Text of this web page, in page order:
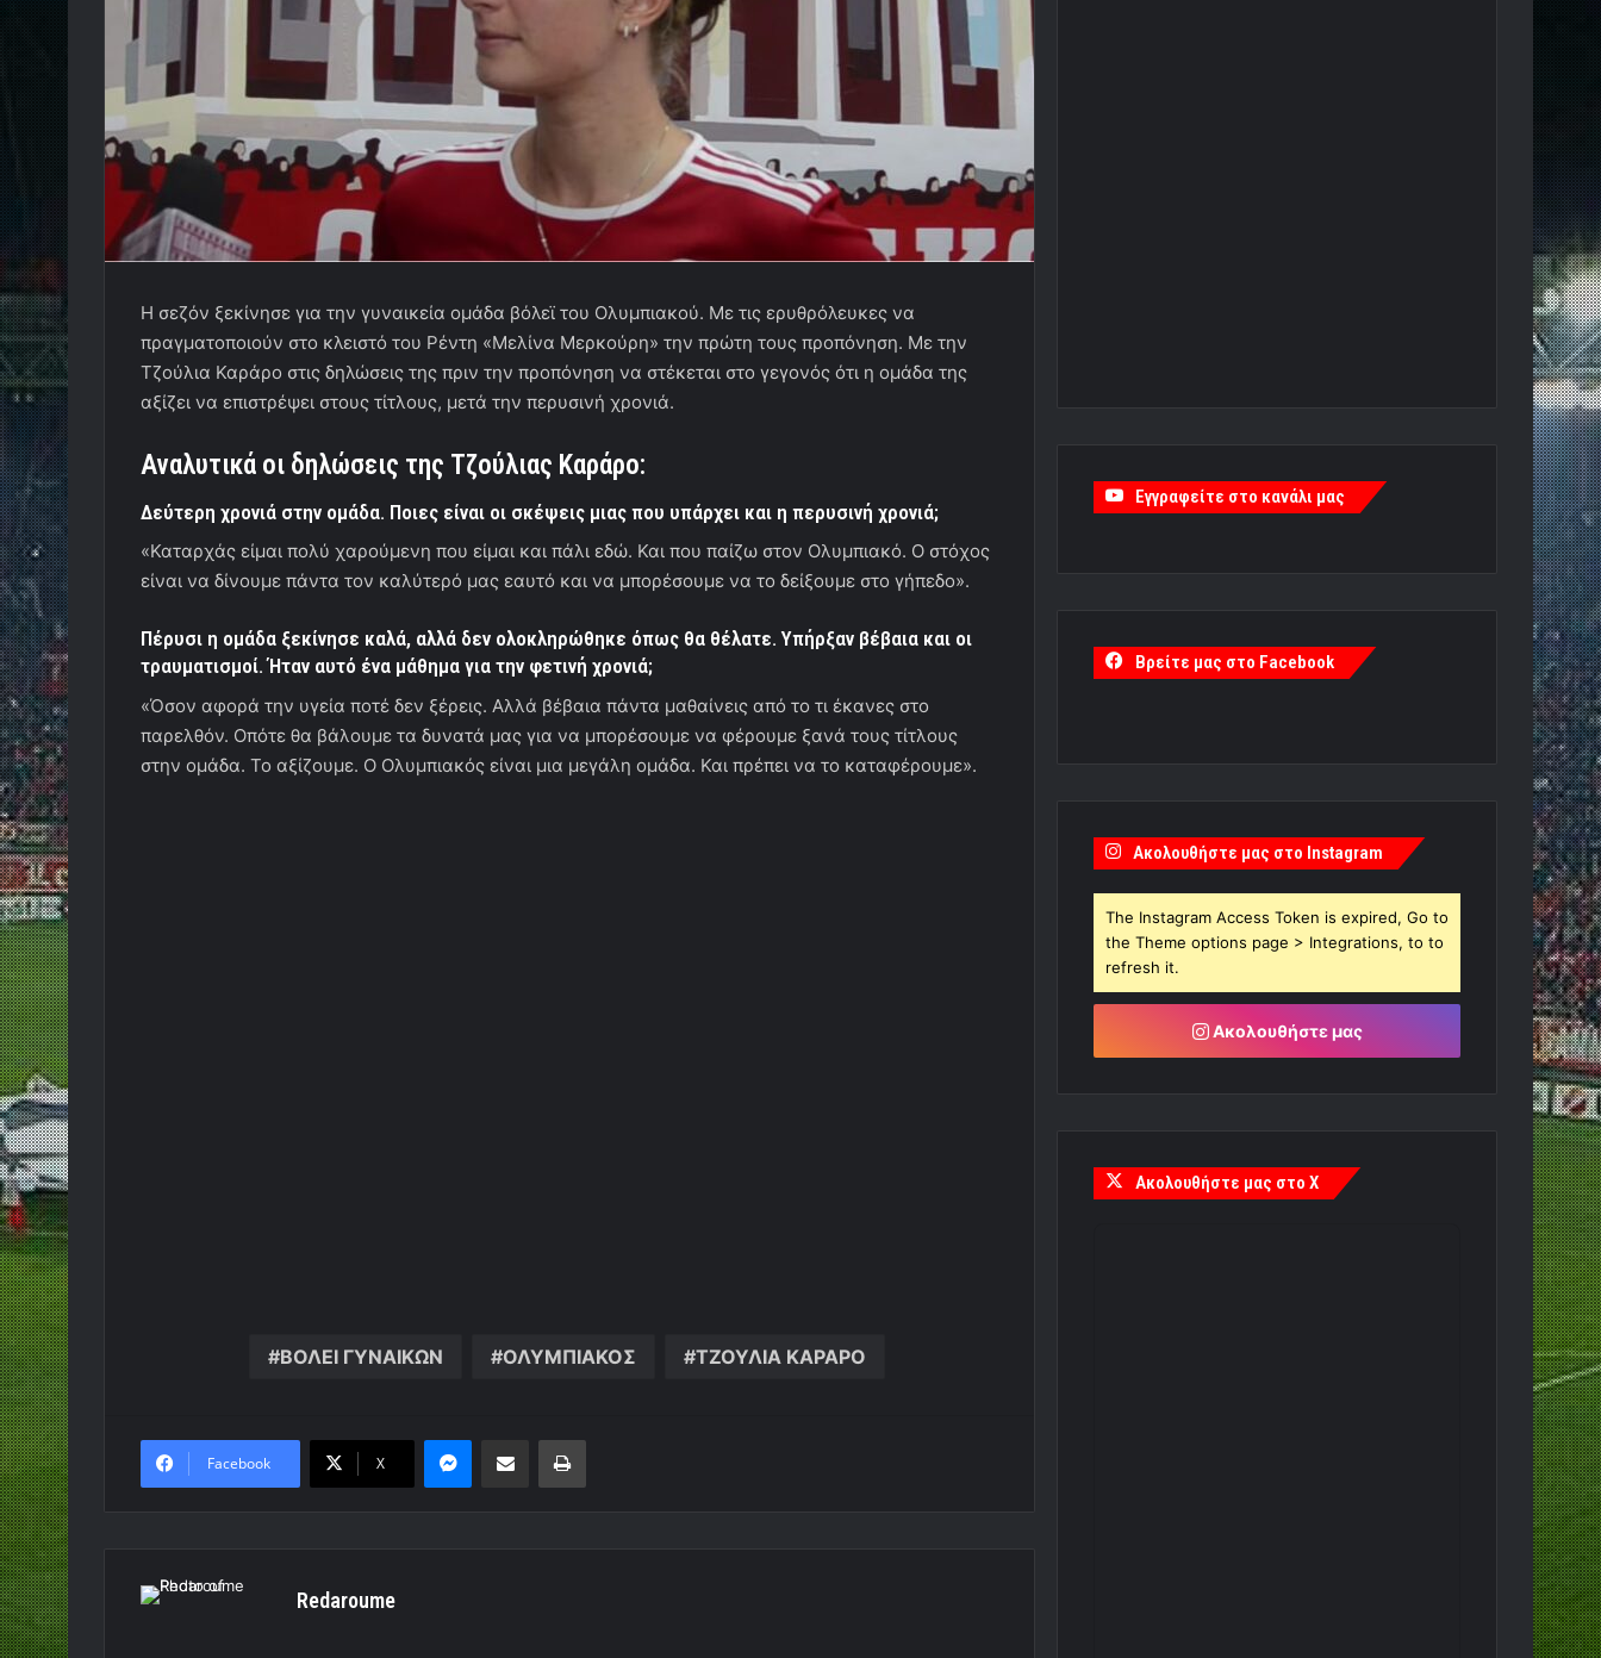
Η σεζόν ξεκίνησε για την γυναικεία ομάδα βόλεϊ του Ολυμπιακού. Με τις ερυθρόλευκες να
πραγματοποιούν στο κλειστό του Ρέντη «Μελίνα Μερκούρη» την πρώτη τους προπόνηση. Με την
Τζούλια Καράρο στις δηλώσεις της πριν την προπόνηση να στέκεται στο γεγονός ότι η ομάδα της
αξίζει να επιστρέψει στους τίτλους, μετά την περυσινή χρονιά.
Αναλυτικά οι δηλώσεις της Τζούλιας Καράρο:
Δεύτερη χρονιά στην ομάδα. Ποιες είναι οι σκέψεις μιας που υπάρχει και η περυσινή χρονιά;
«Καταρχάς είμαι πολύ χαρούμενη που είμαι και πάλι εδώ. Και που παίζω στον Ολυμπιακό. Ο στόχος
είναι να δίνουμε πάντα τον καλύτερό μας εαυτό και να μπορέσουμε να το δείξουμε στο γήπεδο».
Πέρυσι η ομάδα ξεκίνησε καλά, αλλά δεν ολοκληρώθηκε όπως θα θέλατε. Υπήρξαν βέβαια και οι
τραυματισμοί. Ήταν αυτό ένα μάθημα για την φετινή χρονιά;
«Όσον αφορά την υγεία ποτέ δεν ξέρεις. Αλλά βέβαια πάντα μαθαίνεις από το τι έκανες στο
παρελθόν. Οπότε θα βάλουμε τα δυνατά μας για να μπορέσουμε να φέρουμε ξανά τους τίτλους
στην ομάδα. Το αξίζουμε. Ο Ολυμπιακός είναι μια μεγάλη ομάδα. Και πρέπει να το καταφέρουμε».
ΒΟΛΕΙ ΓΥΝΑΙΚΩΝ ΟΛΥΜΠΙΑΚΟΣ ΤΖΟΥΛΙΑ ΚΑΡΑΡΟ
Facebook X
MessengerΚοινοποίηση μέσω ηλεκτρονικού ταχυδρομείουΕκτύπωση
Redaroume
Εγγραφείτε στο κανάλι μας
Βρείτε μας στο Facebook
Ακολουθήστε μας στο Instagram
The Instagram Access Token is expired, Go to
the Theme options page > Integrations, to to
refresh it.
Ακολουθήστε μας
Ακολουθήστε μας στο X